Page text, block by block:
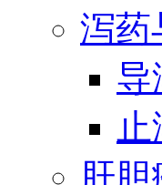
泻药
导
肝